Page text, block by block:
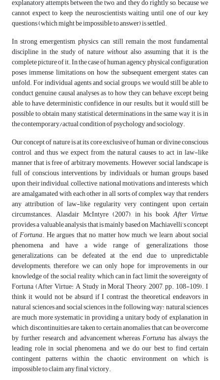
explanatory attempts between the two, and they do rightly so, because we
cannot expect to keep the neuroscientists waiting until one of our key
questions (which might be impossible to answer) is settled.
In strong emergentism, physics can still remain the most fundamental
discipline in the study of nature without also assuming that it is the
complete picture of it. In the case of human agency, physical configuration
poses immense limitations on how the subsequent emergent states can
unfold. For individual agents and social groups, we would still be able to
conduct genuine causal analyses as to how they can behave except being
able to have deterministic confidence in our results; but it would still be
possible to obtain many statistical determinations in the same way it is in
the contemporary/actual condition of psychology and sociology.
Our concept of nature is at its core exclusive of human or divine conscious
control, and thus we expect from the natural causes to act in law-like
manner that is free of arbitrary movements. However, social landscape is
full of conscious interventions by individuals or human groups based
upon their individual, collective, national motivations and interests, which
are amalgamated with each other in all sorts of complex way that renders
any attribution of law-like regularity very contingent upon certain
circumstances. Alasdair McIntyre (2007), in his bookAfter Virtue,
provides a valuable analysis that is mainly based on Machiavelli’s concept
ofFortuna. He argues that no matter how much we learn about social
phenomena and have a wide range of generalizations, those
generalizations can be defeated at the end due to unpredictable
developments; therefore, we can only hope for improvements in our
knowledge of the social reality, which can in fact limit the sovereignty of
Fortuna (After Virtue: A Study in Moral Theory, 2007, pp. 108-109). I
think it would not be absurd if I contrast the theoretical endeavors in
natural sciences and social sciences in the following way: natural sciences
are much more systematic in providing a unitary body of explanation in
which discontinuities are taken to certain anomalies that can be overcome
by further research and advancement whereasFortunahas always the
leading role in social phenomena, and we do our best to find certain
contingent patterns within the chaotic environment on which is
impossible to claim any final victory.